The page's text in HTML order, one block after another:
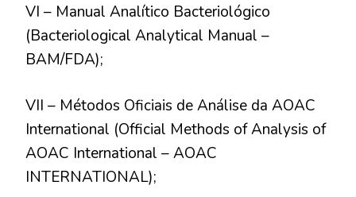
VI – Manual Analítico Bacteriológico
(Bacteriological Analytical Manual –
BAM/FDA);
VII – Métodos Oficiais de Análise da AOAC
International (Official Methods of Analysis of
AOAC International – AOAC
INTERNATIONAL);